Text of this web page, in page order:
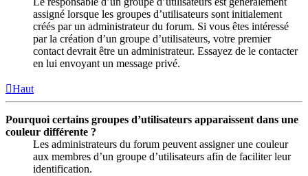
assigné lorsque les groupes d’utilisateurs sont initialement
créés par un administrateur du forum. Si vous êtes intéressé
par la création d’un groupe d’utilisateurs, votre premier
contact devrait être un administrateur. Essayez de le contacter
en lui envoyant un message privé.
Haut
Pourquoi certains groupes d’utilisateurs apparaissent dans une
couleur différente ?
Les administrateurs du forum peuvent assigner une couleur
aux membres d’un groupe d’utilisateurs afin de faciliter leur
identification.